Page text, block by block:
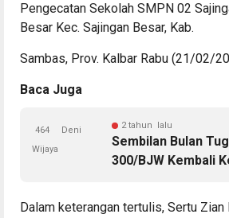
Pengecatan Sekolah SMPN 02
Besar Kec. Sajingan Besar, Kab.
Sambas, Prov. Kalbar Rabu (21/02/
Baca Juga
2 tahun lalu
Sembilan Bulan
300/BJW Kembali
464
Deni
Wijaya
Dalam keterangan tertulis, Sertu